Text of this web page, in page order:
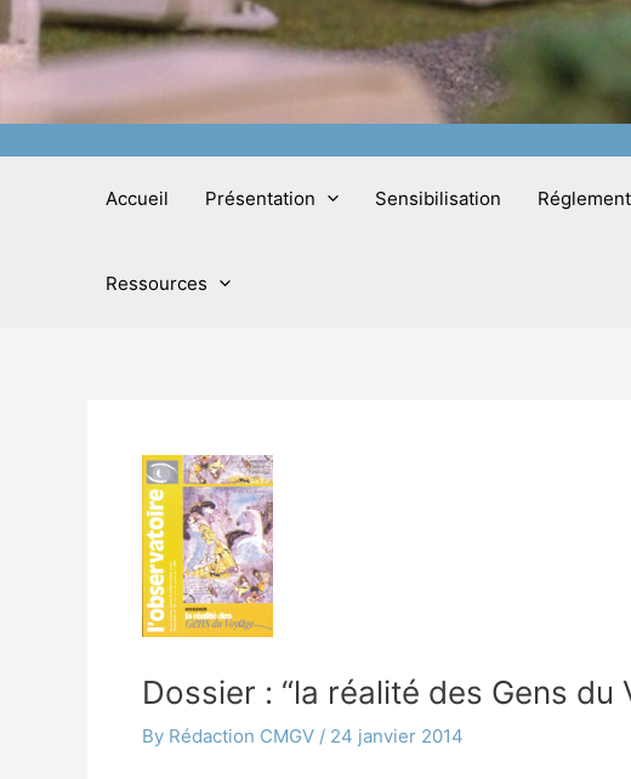
Accueil Présentation Sensibilisation
Ressources
Dossier : “la réalité des Gens du
By Rédaction CMGV / 24 janvier 2014